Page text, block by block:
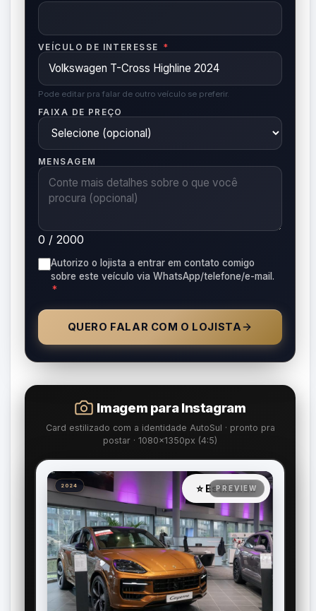
VEÍCULO DE INTERESSE *
Pode editar pra falar de outro veículo se preferir.
FAIXA DE PREÇO
MENSAGEM
0 / 2000
Autorizo o lojista a entrar em contato comigo
sobre este veículo via WhatsApp/telefone/e-mail.
*
QUERO FALAR COM O LOJISTA
Imagem para Instagram
Card estilizado com a identidade AutoSul · pronto pra
postar · 1080×1350px (4:5)
2024 ⭐ Estilizada